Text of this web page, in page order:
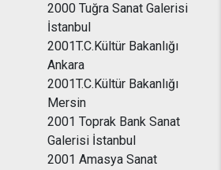
2000 Tuğra Sanat Galerisi
İstanbul
2001T.C.Kültür Bakanlığı
Ankara
2001T.C.Kültür Bakanlığı
Mersin
2001 Toprak Bank Sanat
Galerisi İstanbul
2001 Amasya Sanat